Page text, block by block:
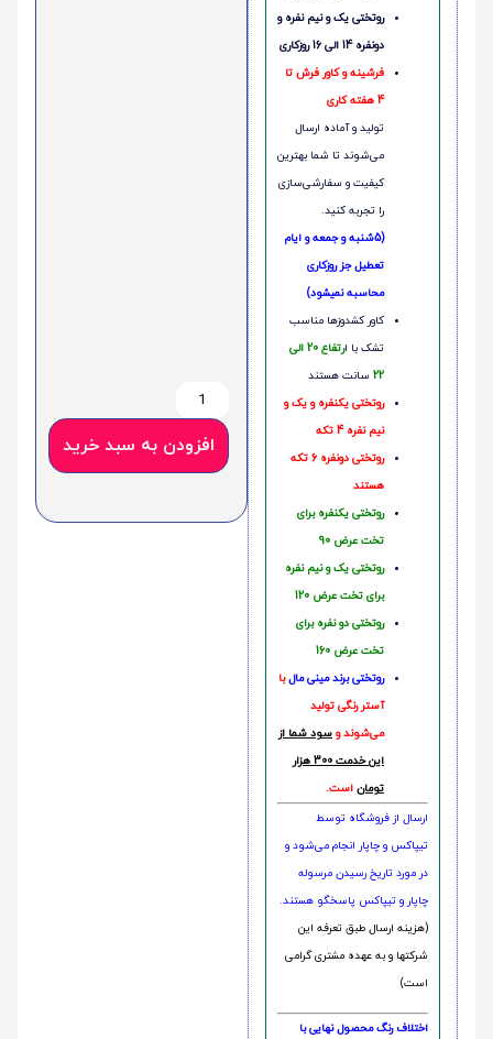
روتختی یک و نیم نفره و
دونفره 14 الی 16 روزکاری
فرشینه و کاور فرش تا
4 هفته کاری
تولید و آماده ارسال
می‌شوند تا شما بهترین
کیفیت و سفارشی‌سازی
را تجربه کنید.
(5شنبه و جمعه و ایام
تعطیل جز روزکاری
محاسبه نمیشود)
کاور کشدوزها مناسب
تشک با ا
رتفاع 20 الی
22 سانت هستند
روتختی یکنفره و یک و
نیم نفره 4 تکه
روتختی دونفره 6 تکه
هستند
روتختی یکنفره برای
تخت عرض 90
روتختی یک و نیم نفره
برای تخت عرض 120
روتختی دو نفره برای
تخت عرض 160
روتختی‌ برند مینی مالبا
آستر رنگی تولید
می‌شوند و سود شما از
این خدمت 300 هزار
تومان است.
ارسال از فروشگاه توسط
تیپاکس و چاپار انجام می‌شود و
در مورد تاریخ رسیدن مرسوله
چاپار و تیپاکس پاسخگو هستند.
(هزینه ارسال طبق تعرفه این
شرکتها و به عهده مشتری گرامی
است)
اختلاف رنگ محصول نهایی با
افزودن به سبد خرید